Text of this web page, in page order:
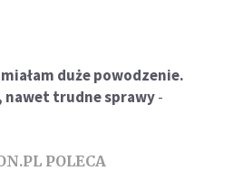
duże powodzenie.
nawet trudne sprawy-
POLECA